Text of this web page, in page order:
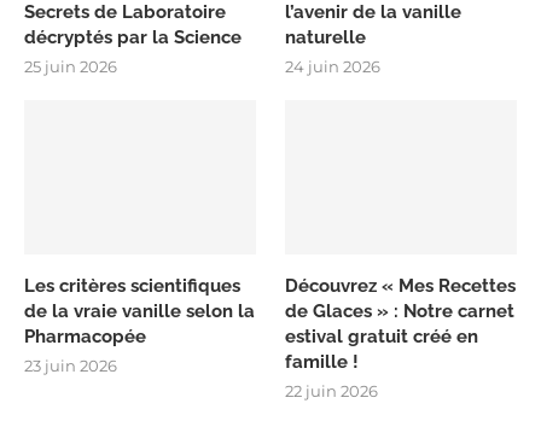
Secrets de Laboratoire
décryptés par la Science
25 juin 2026
l’avenir de la vanille
naturelle
24 juin 2026
Les critères scientifiques
de la vraie vanille selon la
Pharmacopée
23 juin 2026
Découvrez « Mes Recettes
de Glaces » : Notre carnet
estival gratuit créé en
famille !
22 juin 2026